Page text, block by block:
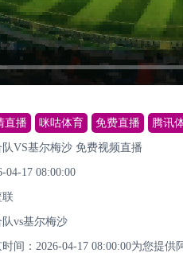
直播 咪咕体育 免费直播 腾讯
VS基尔梅沙 免费视频直播
04-17 08:00:00
联
vs基尔梅沙
间：2026-04-17 08:00:00为您提